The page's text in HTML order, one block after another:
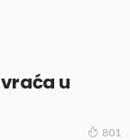
u
801